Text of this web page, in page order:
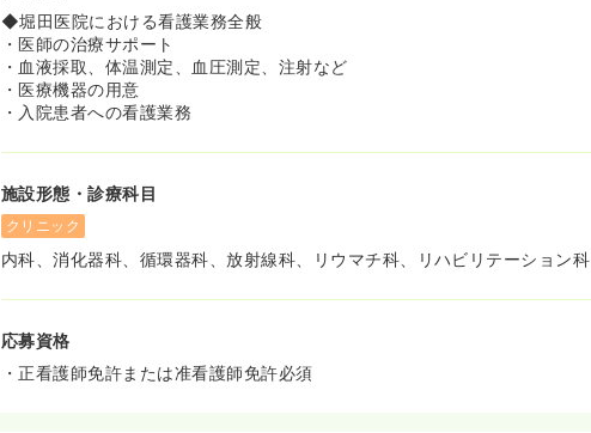
◆堀田医院における看護業務全般
・医師の治療サポート
・血液採取、体温測定、血圧測定、注射など
・医療機器の用意
・入院患者への看護業務
施設形態・診療科目
クリニック
内科、消化器科、循環器科、放射線科、リウマチ科、リハビリテーション科
応募資格
・正看護師免許または准看護師免許必須